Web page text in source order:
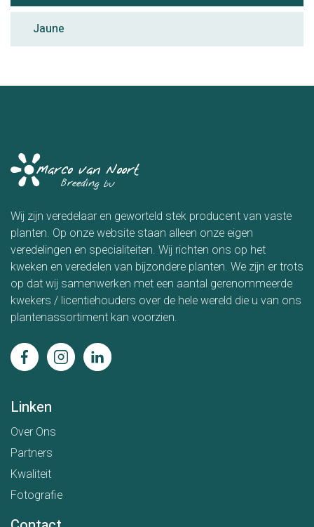
Jaune
Wij zijn veredelaar en geworteld stek producent van vaste
planten. Op onze website staan alleen onze eigen
veredelingen en specialiteiten. Wij richten ons op het
kweken en veredelen van bijzondere planten. We zijn er trots
op dat wij samenwerken met een aantal gerenommeerde
kwekers / licentiehouders over de hele wereld die u van ons
plantenassortiment kan voorzien.
Linken
Over Ons
Partners
Kwaliteit
Fotografie